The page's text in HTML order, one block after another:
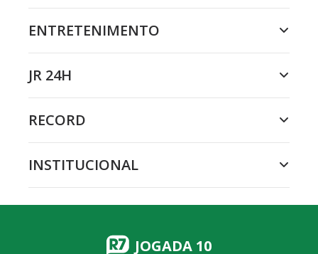
ENTRETENIMENTO
JR 24H
RECORD
INSTITUCIONAL
JOGADA 10